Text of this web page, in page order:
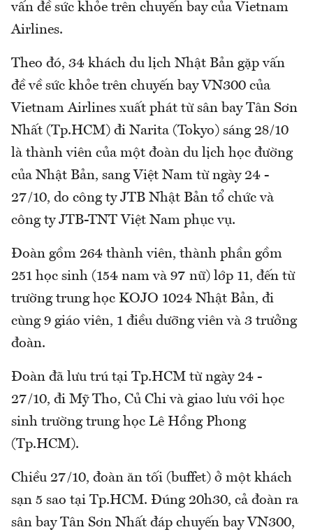
vấn đề sức khỏe trên chuyến bay của Vietnam
Airlines.
Theo đó, 34 khách du lịch Nhật Bản gặp vấn
đề về sức khỏe trên chuyến bay VN300 của
Vietnam Airlines xuất phát từ sân bay Tân Sơn
Nhất (Tp.HCM) đi Narita (Tokyo) sáng 28/10
là thành viên của một đoàn du lịch học đường
của Nhật Bản, sang Việt Nam từ ngày 24 -
27/10, do công ty JTB Nhật Bản tổ chức và
công ty JTB-TNT Việt Nam phục vụ.
Đoàn gồm 264 thành viên, thành phần gồm
251 học sinh (154 nam và 97 nữ) lớp 11, đến từ
trường trung học KOJO 1024 Nhật Bản, đi
cùng 9 giáo viên, 1 điều dưỡng viên và 3 trưởng
đoàn.
Đoàn đã lưu trú tại Tp.HCM từ ngày 24 -
27/10, đi Mỹ Tho, Củ Chi và giao lưu với học
sinh trường trung học Lê Hồng Phong
(Tp.HCM).
Chiều 27/10, đoàn ăn tối (buffet) ở một khách
sạn 5 sao tại Tp.HCM. Đúng 20h30, cả đoàn ra
sân bay Tân Sơn Nhất đáp chuyến bay VN300,